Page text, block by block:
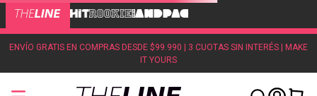
ENVÍO GRATIS EN COMPRAS DESDE $99.990 | 3 CUOTAS SIN INTERÉS | MAKE
IT YOURS